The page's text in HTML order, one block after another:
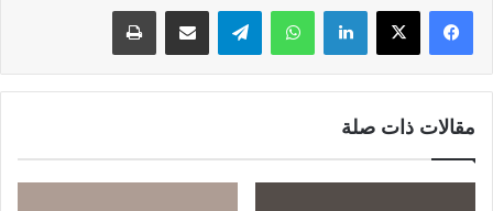
لينكدإن واتساب
مقالات ذات صلة